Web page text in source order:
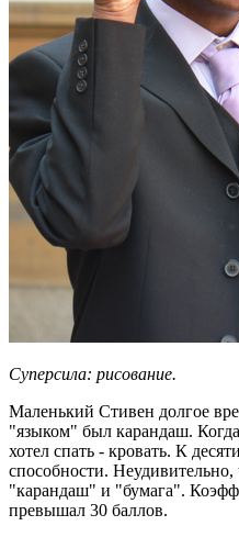
Суперсила: рисование.
Маленький Стивен долгое
"языком" был карандаш. Когда
хотел спать - кровать. К
способности.
"карандаш" и "бумага".
превышал 30 баллов.